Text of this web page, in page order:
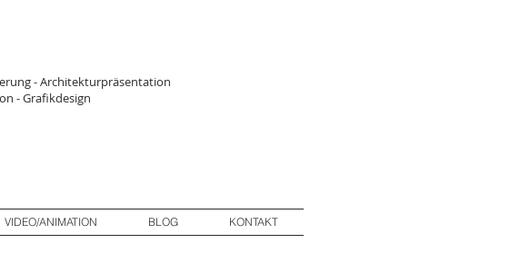
- Architekturpräsentation
- Grafikdesign
VIDEO/ANIMATION BLOG KONTAKT